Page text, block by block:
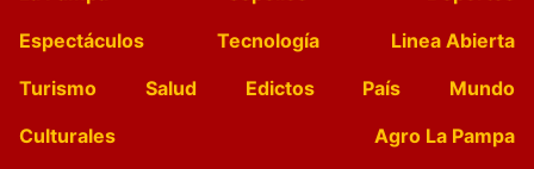
Espectáculos
Tecnología
Linea Abierta
Turismo
Salud Edictos País
Mundo
Culturales
Agro La Pampa